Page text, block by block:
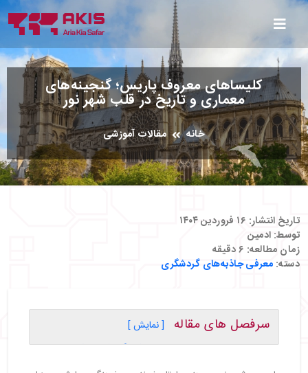
کلیساهای معروف پاریس؛ گنجینه‌های
معماری و تاریخ در قلب شهر نور
خانه مقالات آموزشی
تاریخ انتشار: ۱۶ فروردین ۱۴۰۴
توسط: ادمین
زمان مطالعه: ۶دقیقه
دسته: معرفی جاذبه‌های گردشگری
سرفصل های مقاله
[ نمایش ]
・کلیسای نوتردام پاریس | شاهکار گوتیک در قلب شهر
کلیسای سنت شاپل | بازی نور و شیشه در معماری